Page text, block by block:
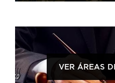
VER ÁREAS